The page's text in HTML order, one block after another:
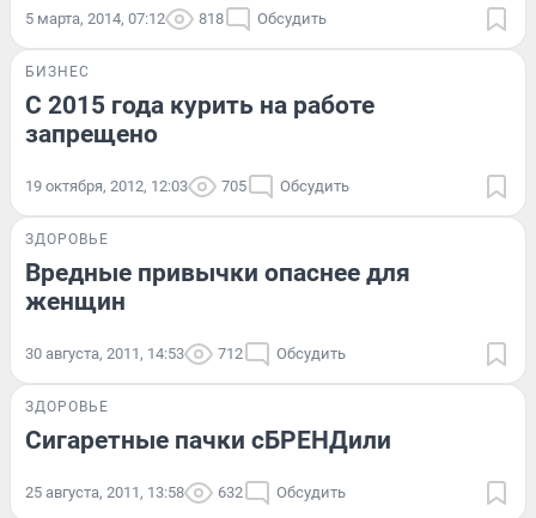
5 марта, 2014, 07:12 818 Обсудить
БИЗНЕС
С 2015 года курить на работе
запрещено
19 октября, 2012, 12:03 705 Обсудить
ЗДОРОВЬЕ
Вредные привычки опаснее для
женщин
30 августа, 2011, 14:53 712 Обсудить
ЗДОРОВЬЕ
Сигаретные пачки сБРЕНДили
25 августа, 2011, 13:58 632 Обсудить